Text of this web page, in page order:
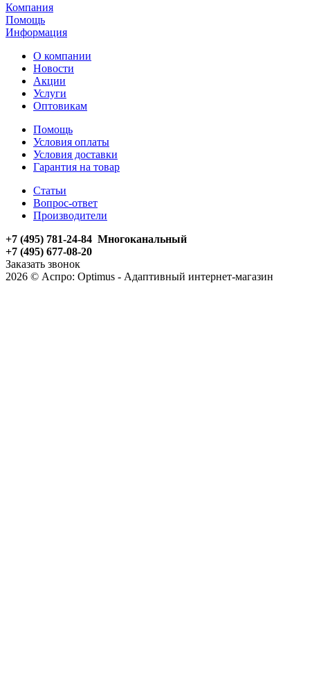
Компания
Помощь
Информация
О компании
Новости
Акции
Услуги
Оптовикам
Помощь
Условия оплаты
Условия доставки
Гарантия на товар
Статьи
Вопрос-ответ
Производители
+7 (495) 781-24-84 Многоканальный
+7 (495) 677-08-20
Заказать звонок
2026 © Аспро: Optimus - Адаптивный интернет-магазин